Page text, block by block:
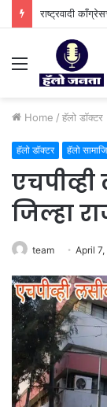
Menu
Home / हॅलो डॉक्टर
हॅलो डॉक्टर हॅलो
जिल्हा
team April